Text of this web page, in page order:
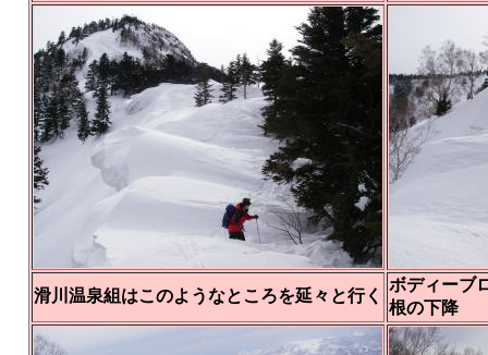
滑川温泉組はこのようなところを延々と行く
ボディーブ
根の下降